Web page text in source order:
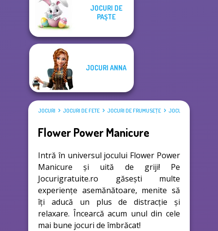
JOCURI DE
PAŞTE
JOCURI ANNA
JOCURI JOCURI DE FETE JOCURI DE FRUMUSEŢE JOCURI DE ÎMBRĂCAT
Flower Power Manicure
Intră în universul jocului Flower Power
Manicure și uită de griji! Pe
Jocurigratuite.ro găsești multe
experiențe asemănătoare, menite să
îți aducă un plus de distracție și
relaxare. Încearcă acum unul din cele
mai bune jocuri de îmbrăcat!